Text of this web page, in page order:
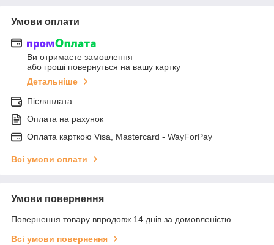
Умови оплати
Ви отримаєте замовлення
або гроші повернуться на вашу картку
Детальніше
Післяплата
Оплата на рахунок
Оплата карткою Visa, Mastercard - WayForPay
Всі умови оплати
Умови повернення
Повернення товару впродовж 14 днів за домовленістю
Всі умови повернення